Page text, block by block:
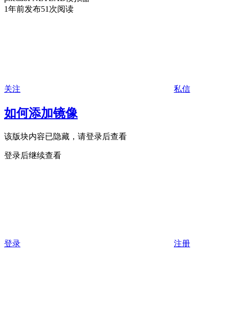
1年前发布51次阅读
关注 私信
如何添加镜像
该版块内容已隐藏，请登录后查看
登录后继续查看
登录 注册